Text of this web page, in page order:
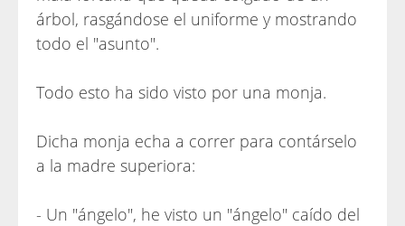
árbol, rasgándose el uniforme y mostrando
todo el "asunto".
Todo esto ha sido visto por una monja.
Dicha monja echa a correr para contárselo
a la madre superiora:
- Un "ángelo", he visto un "ángelo" caído del